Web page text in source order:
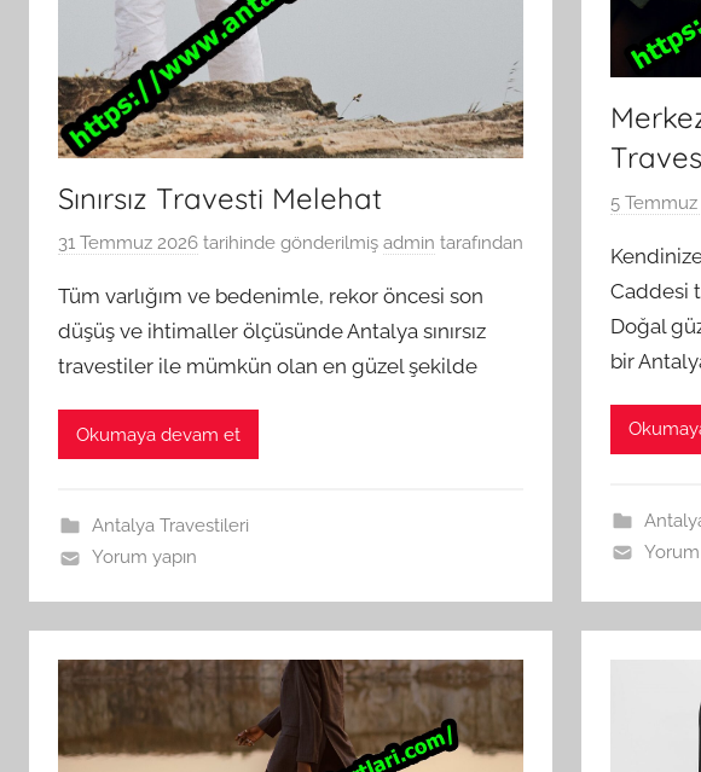
Sınırsız Travesti Melehat
31 Temmuz 2026 tarihinde gönderilmiş admin tarafından
Tüm varlığım ve bedenimle, rekor öncesi son
düşüş ve ihtimaller ölçüsünde Antalya sınırsız
travestiler ile mümkün olan en güzel şekilde
Okumaya devam et
Antalya Travestileri
Yorum yapın
5
Caddesi
Doğal
bir
Yorum